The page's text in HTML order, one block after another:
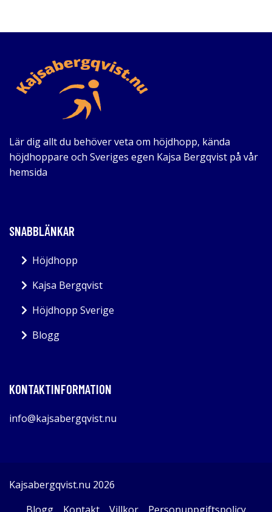
Lär dig allt du behöver veta om höjdhopp, kända
höjdhoppare och Sveriges egen Kajsa Bergqvist på vår
hemsida
SNABBLÄNKAR
Höjdhopp
Kajsa Bergqvist
Höjdhopp Sverige
Blogg
KONTAKTINFORMATION
info@kajsabergqvist.nu
Kajsabergqvist.nu 2026